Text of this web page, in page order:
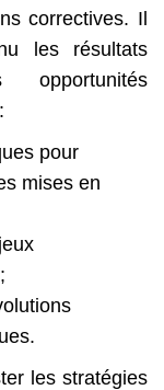
correctives. Il
les résultats
pour
mises en
les stratégies